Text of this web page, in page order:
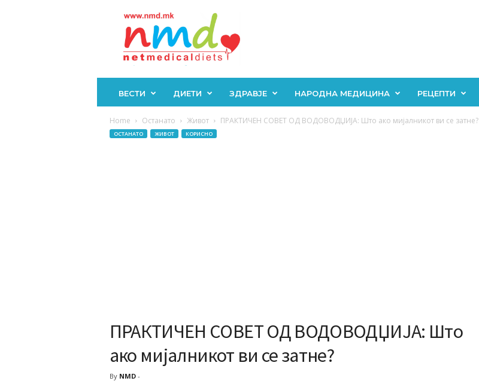
ВЕСТИ ДИЕТИ ЗДРАВЈЕ НАРОДНА МЕДИЦИНА РЕЦЕПТИ
Home Останато Живот ПРАКТИЧЕН СОВЕТ ОД ВОДОВОДЏИЈА: Што ако мијалникот ви се затне?
ОСТАНАТО ЖИВОТ КОРИСНО
ПРАКТИЧЕН СОВЕТ ОД ВОДОВОДЏИЈА: Што
ако мијалникот ви се затне?
By NMD-